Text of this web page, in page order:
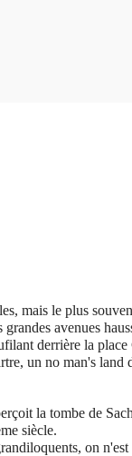
mais le plus
avenues
derrière la
un no man's land
la tombe de
siècle.
on n'est